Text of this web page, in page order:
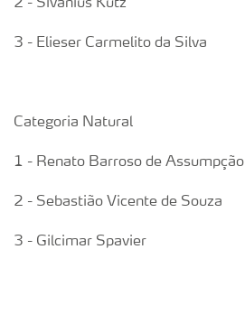
2 - Sivanius Kutz
3 - Elieser Carmelito da Silva
Categoria Natural
1 - Renato Barroso de Assumpção
2 - Sebastião Vicente de Souza
3 - Gilcimar Spavier